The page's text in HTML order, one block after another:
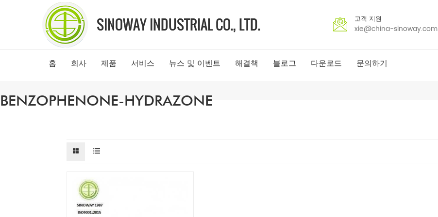
고객 지원
xie@china-sinoway.com
홈 회사 제품 서비스 뉴스 및 이벤트 해결책 블로그 다운로드 문의하기
BENZOPHENONE-HYDRAZONE